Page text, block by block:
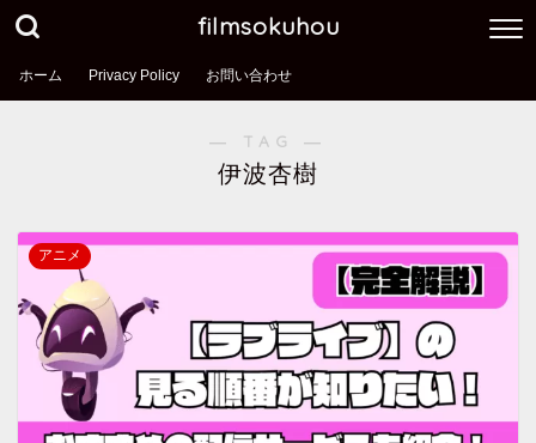
filmsokuhou
ホーム Privacy Policy お問い合わせ
― TAG ―
伊波杏樹
アニメ